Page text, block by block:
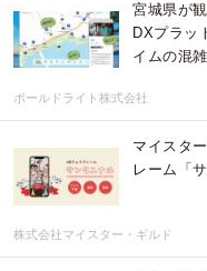
宮城県が
DXプラッ
イムの混
ボールドライト株式会社
マイスタ
レーム「
株式会社マイスター・ギルド